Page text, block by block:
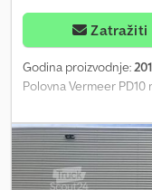
Zatražiti
Godina proizvodnje:
Polovna Vermeer PD10
prodaju kod BIG
stubova dostupna je
Proizvedena 2016.
se u dobrom radnom
snage 37 kW, koji